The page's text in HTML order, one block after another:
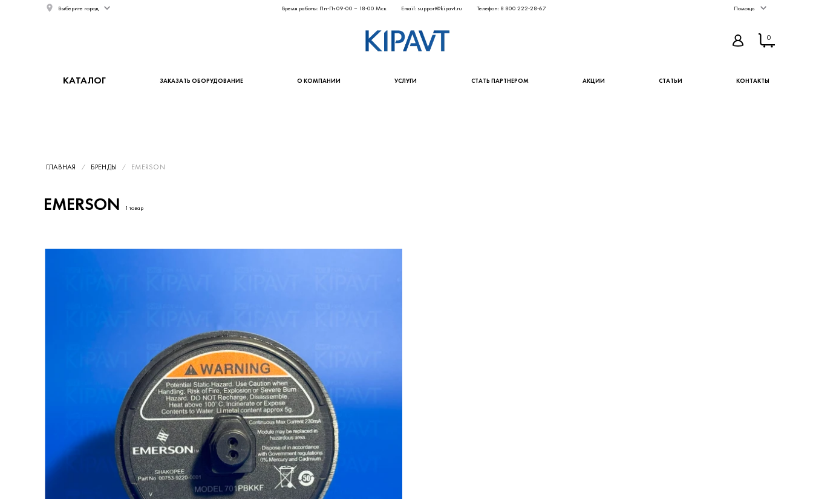
Выберите город Время работы: Пн-Пт 09-00 – 18-00 Мск Email: support@kipavt.ru Телефон: 8 800 222-28-67 Помощь
0
КАТАЛОГ ЗАКАЗАТЬ ОБОРУДОВАНИЕ О КОМПАНИИ УСЛУГИ СТАТЬ ПАРТНЕРОМ АКЦИИ СТАТЬИ КОНТАКТЫ
ГЛАВНАЯ БРЕНДЫ EMERSON
EMERSON 1 товар